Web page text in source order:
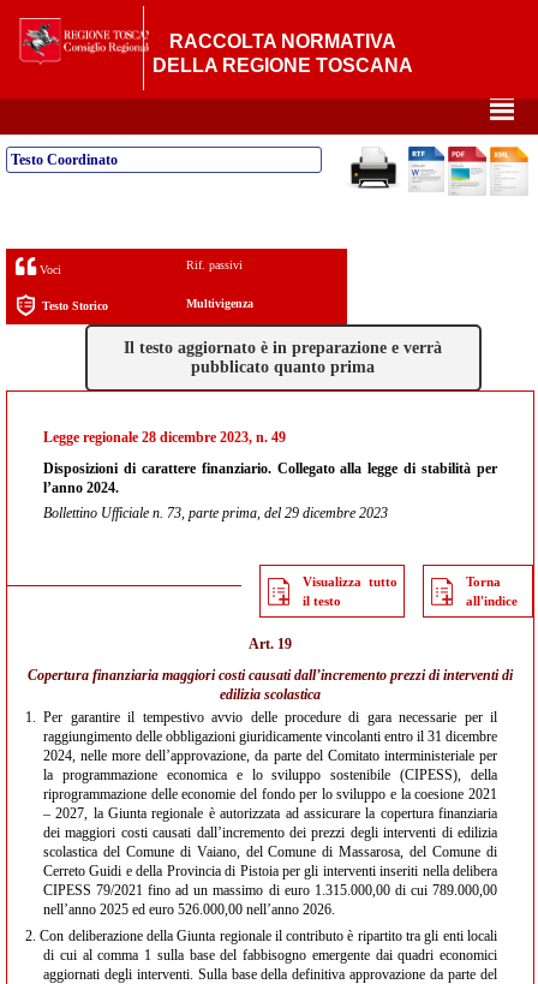
RACCOLTA NORMATIVA
DELLA REGIONE TOSCANA
²
Testo Coordinato
Voci Rif. passivi
Testo Storico Multivigenza
Il testo aggiornato è in preparazione e verrà
pubblicato quanto prima
Legge regionale 28 dicembre 2023, n. 49
Disposizioni di carattere finanziario. Collegato alla legge di stabilità per
l’anno 2024.
Bollettino Ufficiale n. 73, parte prima, del 29 dicembre 2023
Visualizza tutto
il testo
Torna
all'indice
Art. 19
Copertura finanziaria maggiori costi causati dall’incremento prezzi di interventi di
edilizia scolastica
1. Per garantire il tempestivo avvio delle procedure di gara necessarie per il
raggiungimento delle obbligazioni giuridicamente vincolanti entro il 31 dicembre
2024, nelle more dell’approvazione, da parte del Comitato interministeriale per
la programmazione economica e lo sviluppo sostenibile (CIPESS), della
riprogrammazione delle economie del fondo per lo sviluppo e la coesione 2021
– 2027, la Giunta regionale è autorizzata ad assicurare la copertura finanziaria
dei maggiori costi causati dall’incremento dei prezzi degli interventi di edilizia
scolastica del Comune di Vaiano, del Comune di Massarosa, del Comune di
Cerreto Guidi e della Provincia di Pistoia per gli interventi inseriti nella delibera
CIPESS 79/2021 fino ad un massimo di euro 1.315.000,00 di cui 789.000,00
nell’anno 2025 ed euro 526.000,00 nell’anno 2026.
2. Con deliberazione della Giunta regionale il contributo è ripartito tra gli enti locali
di cui al comma 1 sulla base del fabbisogno emergente dai quadri economici
aggiornati degli interventi. Sulla base della definitiva approvazione da parte del